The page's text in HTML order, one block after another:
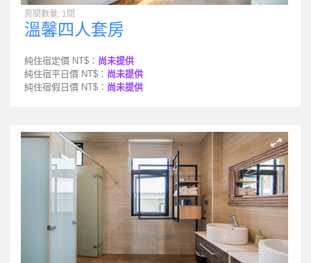
房間數量: 1間
溫馨四人套房
純住宿定價 NT$： 尚未提供
純住宿平日價 NT$： 尚未提供
純住宿假日價 NT$： 尚未提供